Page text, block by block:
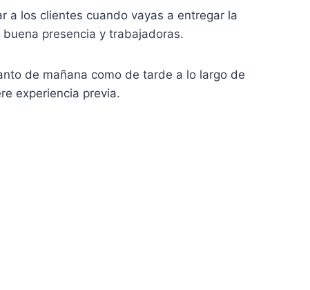
a los clientes cuando vayas a entregar la
presencia y trabajadoras.
de mañana como de tarde a lo largo de
experiencia previa.